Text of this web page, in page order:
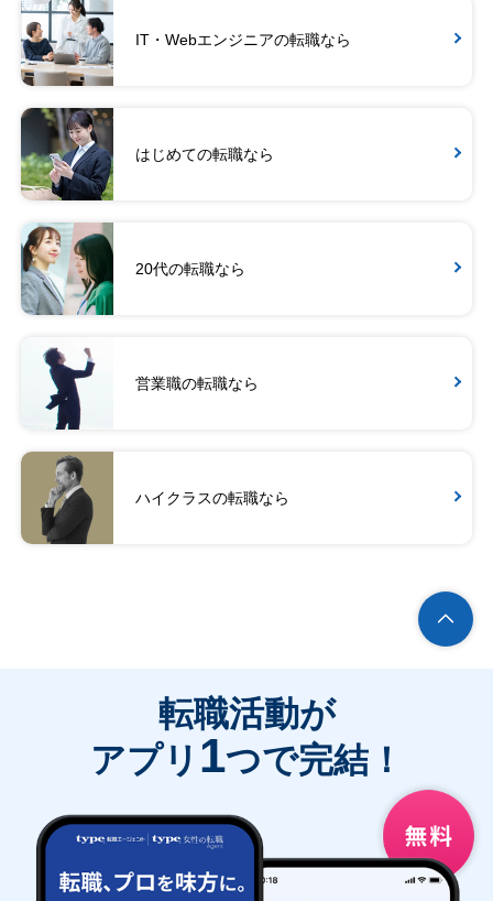
IT・Webエンジニアの転職なら
はじめての転職なら
20代の転職なら
営業職の転職なら
ハイクラスの転職なら
転職活動が
アプリ 1つで完結！